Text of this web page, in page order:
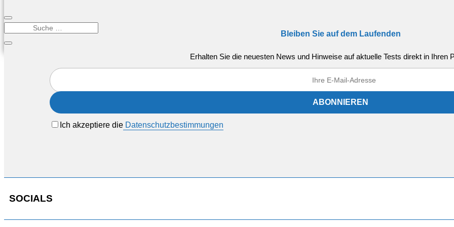
Bleiben Sie auf dem Laufenden
Erhalten Sie die neuesten News und Hinweise auf aktuelle Tests direkt in Ihren
Ich akzeptiere die Datenschutzbestimmungen
SOCIALS